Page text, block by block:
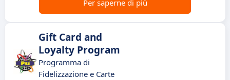
Per saperne di più
Gift Card and
Loyalty Program
Programma di
Fidelizzazione e Carte